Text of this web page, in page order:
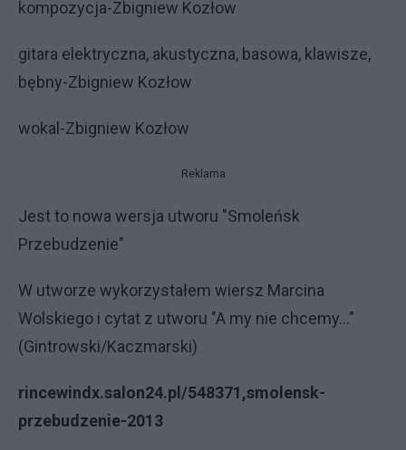
kompozycja-Zbigniew Kozłow
gitara elektryczna, akustyczna, basowa, klawisze,
bębny-Zbigniew Kozłow
wokal-Zbigniew Kozłow
Reklama
Jest to nowa wersja utworu "Smoleńsk
Przebudzenie"
W utworze wykorzystałem wiersz Marcina
Wolskiego i cytat z utworu "A my nie chcemy..."
(Gintrowski/Kaczmarski)
rincewindx.salon24.pl/548371,smolensk-
przebudzenie-2013